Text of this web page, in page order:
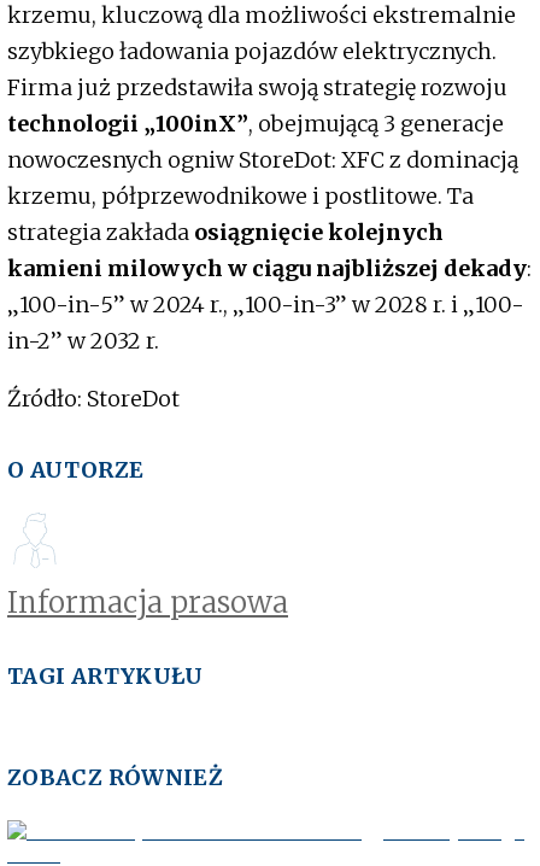
krzemu, kluczową dla możliwości ekstremalnie
szybkiego ładowania pojazdów elektrycznych.
Firma już przedstawiła swoją strategię rozwoju
technologii „100inX”, obejmującą 3 generacje
nowoczesnych ogniw StoreDot: XFC z dominacją
krzemu, półprzewodnikowe i postlitowe. Ta
strategia zakłada osiągnięcie kolejnych
kamieni milowych w ciągu najbliższej dekady:
„100-in-5” w 2024 r., „100-in-3” w 2028 r. i „100-
in-2” w 2032 r.
Źródło: StoreDot
O AUTORZE
Informacja prasowa
TAGI ARTYKUŁU
ZOBACZ RÓWNIEŻ